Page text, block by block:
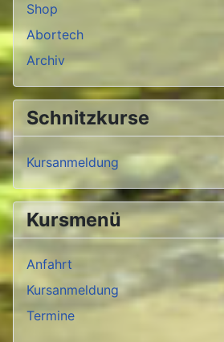
Shop
Abortech
Archiv
Schnitzkurse
Kursanmeldung
Kursmenü
Anfahrt
Kursanmeldung
Termine